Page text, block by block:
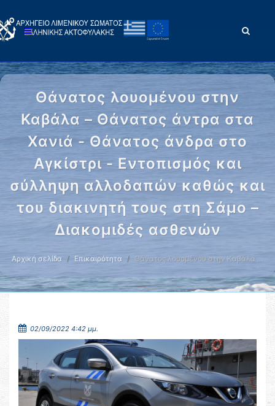
Θάνατος λουομένου στην
Καβάλα – Θάνατος άντρα στα
Χανιά - Θάνατος άνδρα στο
Αγκίστρι - Εντοπισμός και
σύλληψη αλλοδαπών καθώς και
του διακινητή τους στη Σάμο –
Διακομιδές ασθενών
Αρχική σελίδα Επικαιρότητα Θάνατος λουομένου στην Καβάλα …
02/09/2022 4:42 μμ.